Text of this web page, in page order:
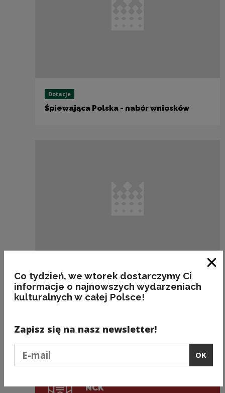
Dotacje
Śpiewająca Polska - nabór wniosków
Dotacje
IV Ogólnopolski Zlot Chórów i Orkiestr
w Licheniu z udziałem chórów
NCK
Co tydzień, we wtorek dostarczymy Ci
informacje o najnowszych wydarzeniach
kulturalnych w całej Polsce!
Zapisz się na nasz newsletter!
OK